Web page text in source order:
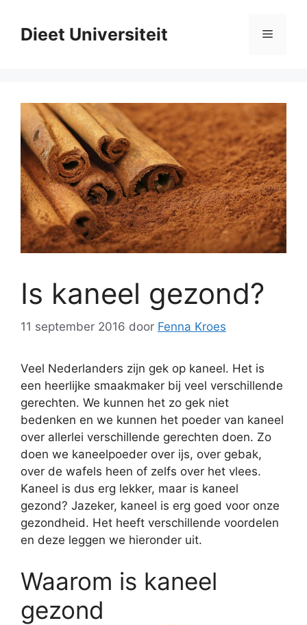
naarDieet Universiteit Menu
Is kaneel gezond?
11 september 2016 door Fenna Kroes
Veel Nederlanders zijn gek op kaneel. Het is
een heerlijke smaakmaker bij veel verschillende
gerechten. We kunnen het zo gek niet
bedenken en we kunnen het poeder van kaneel
over allerlei verschillende gerechten doen. Zo
doen we kaneelpoeder over ijs, over gebak,
over de wafels heen of zelfs over het vlees.
Kaneel is dus erg lekker, maar is kaneel
gezond? Jazeker, kaneel is erg goed voor onze
gezondheid. Het heeft verschillende voordelen
en deze leggen we hieronder uit.
Waarom is kaneel
gezond